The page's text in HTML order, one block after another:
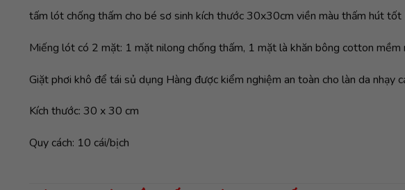
tấm lót chống thấm cho bé sơ sinh kích thước 30x30cm viền màu thấm hút
Miếng lót có 2 mặt: 1 mặt nilong chống thấm, 1 mặt là khăn bông cotton
Giặt phơi khô để tái sủ dụng Hàng được kiểm nghiệm an toàn cho làn da nhạy
Kích thước: 30 x 30 cm
Quy cách: 10 cái/bịch